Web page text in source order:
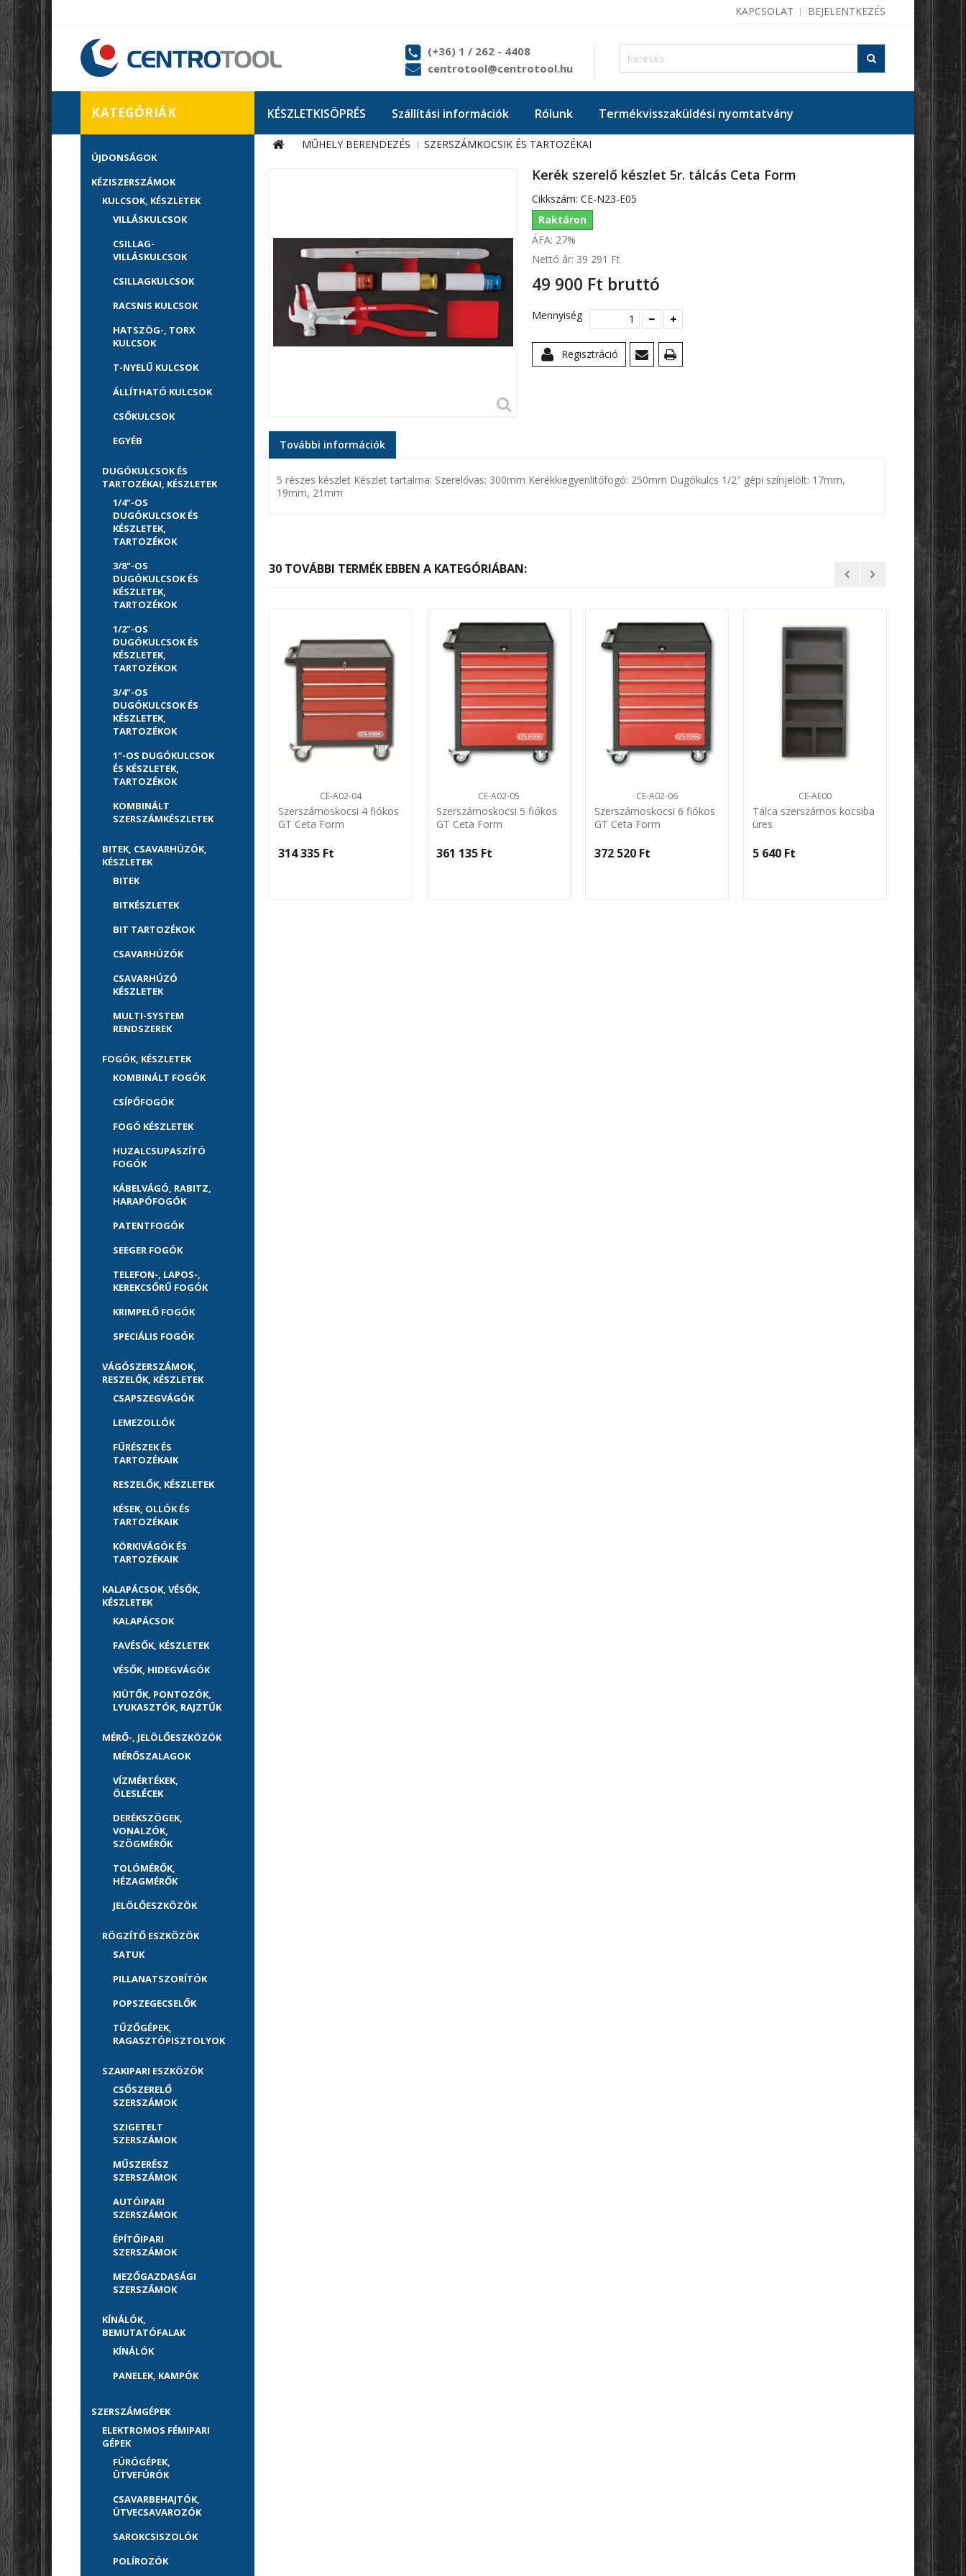
BEJELENTKEZÉS
KAPCSOLAT
(+36) 1 / 262 - 4408
centrotool@centrotool.hu
KÉSZLETKISÖPRÉS Szállítási információk Rólunk Termékvisszaküldési nyomtatvány
KATEGÓRIÁK
ÚJDONSÁGOK
KÉZISZERSZÁMOK
KULCSOK, KÉSZLETEK
VILLÁSKULCSOK
CSILLAG-
VILLÁSKULCSOK
CSILLAGKULCSOK
RACSNIS KULCSOK
HATSZÖG-, TORX
KULCSOK
T-NYELŰ KULCSOK
ÁLLÍTHATÓ KULCSOK
CSŐKULCSOK
EGYÉB
DUGÓKULCSOK ÉS
TARTOZÉKAI, KÉSZLETEK
1/4"-OS
DUGÓKULCSOK ÉS
KÉSZLETEK,
TARTOZÉKOK
3/8"-OS
DUGÓKULCSOK ÉS
KÉSZLETEK,
TARTOZÉKOK
1/2"-OS
DUGÓKULCSOK ÉS
KÉSZLETEK,
TARTOZÉKOK
3/4"-OS
DUGÓKULCSOK ÉS
KÉSZLETEK,
TARTOZÉKOK
1"-OS DUGÓKULCSOK
ÉS KÉSZLETEK,
TARTOZÉKOK
KOMBINÁLT
SZERSZÁMKÉSZLETEK
BITEK, CSAVARHÚZÓK,
KÉSZLETEK
BITEK
BITKÉSZLETEK
BIT TARTOZÉKOK
CSAVARHÚZÓK
CSAVARHÚZÓ
KÉSZLETEK
MULTI-SYSTEM
RENDSZEREK
FOGÓK, KÉSZLETEK
KOMBINÁLT FOGÓK
CSÍPŐFOGÓK
FOGÓ KÉSZLETEK
HUZALCSUPASZÍTÓ
FOGÓK
KÁBELVÁGÓ, RABITZ,
HARAPÓFOGÓK
PATENTFOGÓK
SEEGER FOGÓK
TELEFON-, LAPOS-,
KEREKCSŐRŰ FOGÓK
KRIMPELŐ FOGÓK
SPECIÁLIS FOGÓK
VÁGÓSZERSZÁMOK,
RESZELŐK, KÉSZLETEK
CSAPSZEGVÁGÓK
LEMEZOLLÓK
FŰRÉSZEK ÉS
TARTOZÉKAIK
RESZELŐK, KÉSZLETEK
KÉSEK, OLLÓK ÉS
TARTOZÉKAIK
KÖRKIVÁGÓK ÉS
TARTOZÉKAIK
KALAPÁCSOK, VÉSŐK,
KÉSZLETEK
KALAPÁCSOK
FAVÉSŐK, KÉSZLETEK
VÉSŐK, HIDEGVÁGÓK
KIÜTŐK, PONTOZÓK,
LYUKASZTÓK, RAJZTŰK
MÉRŐ-, JELÖLŐESZKÖZÖK
MÉRŐSZALAGOK
VÍZMÉRTÉKEK,
ÖLESLÉCEK
DERÉKSZÖGEK,
VONALZÓK,
SZÖGMÉRŐK
TOLÓMÉRŐK,
HÉZAGMÉRŐK
JELÖLŐESZKÖZÖK
RÖGZÍTŐ ESZKÖZÖK
SATUK
PILLANATSZORÍTÓK
POPSZEGECSELŐK
TŰZŐGÉPEK,
RAGASZTÓPISZTOLYOK
SZAKIPARI ESZKÖZÖK
CSŐSZERELŐ
SZERSZÁMOK
SZIGETELT
SZERSZÁMOK
MŰSZERÉSZ
SZERSZÁMOK
AUTÓIPARI
SZERSZÁMOK
ÉPÍTŐIPARI
SZERSZÁMOK
MEZŐGAZDASÁGI
SZERSZÁMOK
KÍNÁLÓK,
BEMUTATÓFALAK
KÍNÁLÓK
PANELEK, KAMPÓK
SZERSZÁMGÉPEK
ELEKTROMOS FÉMIPARI
GÉPEK
FÚRÓGÉPEK,
ÜTVEFÚRÓK
CSAVARBEHAJTÓK,
ÜTVECSAVAROZÓK
SAROKCSISZOLÓK
POLÍROZÓK
MŰHELY BERENDEZÉS SZERSZÁMKOCSIK ÉS TARTOZÉKAI
Kerék szerelő készlet 5r. tálcás Ceta Form
Cikkszám: CE-N23-E05
Raktáron
ÁFA: 27%
Nettó ár: 39 291 Ft‎
49 900 Ft‎ bruttó
Mennyiség
Regisztráció
További információk
5 részes készlet Készlet tartalma: Szerelővas: 300mm Kerékkiegyenlítőfogó: 250mm Dugókulcs 1/2" gépi színjelölt: 17mm,
19mm, 21mm
30 TOVÁBBI TERMÉK EBBEN A KATEGÓRIÁBAN:
CE-A02-04
Szerszámoskocsi 4 fiókos
GT Ceta Form
314 335 Ft‎
CE-A02-05
Szerszámoskocsi 5 fiókos
GT Ceta Form
361 135 Ft‎
CE-A02-06
Szerszámoskocsi 6 fiókos
GT Ceta Form
372 520 Ft‎
CE-AE00
Tálca szerszámos kocsiba
üres
5 640 Ft‎
Villáskulcs
részes
20 365 Ft‎